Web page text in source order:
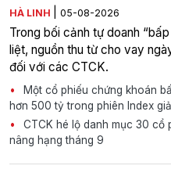
HÀ LINH 05-08-2026
Trong bối cảnh tự doanh
liệt, nguồn thu từ cho vay
đối với các CTCK.
Một cổ phiếu chứng khoán
hơn 500 tỷ trong phiên Index
CTCK hé lộ danh mục 30 cổ
nâng hạng tháng 9